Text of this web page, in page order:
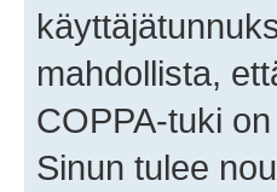
mahdollista,
COPPA-tuki
Sinun tulee